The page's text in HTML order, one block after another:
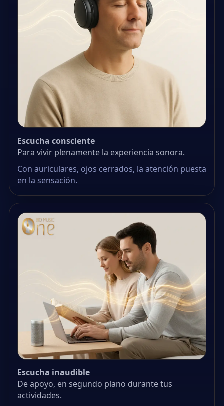
Escucha consciente
Para vivir plenamente la experiencia sonora.
Con auriculares, ojos cerrados, la atención puesta
en la sensación.
Escucha inaudible
De apoyo, en segundo plano durante tus
actividades.